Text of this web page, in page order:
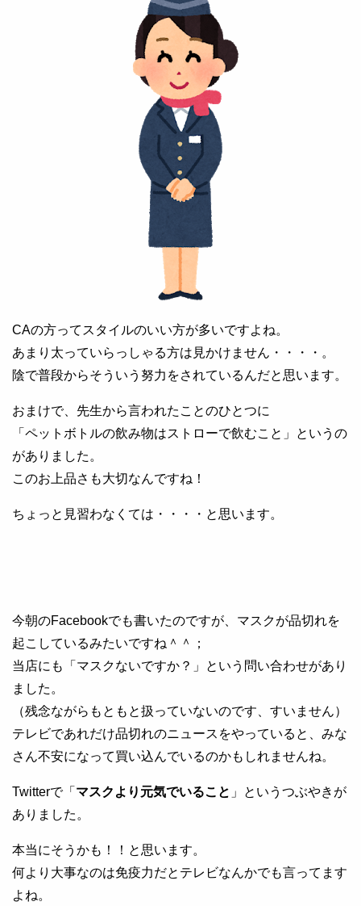
CAの方ってスタイルのいい方が多いですよね。
あまり太っていらっしゃる方は見かけません・・・・。
陰で普段からそういう努力をされているんだと思います。
おまけで、先生から言われたことのひとつに
「ペットボトルの飲み物はストローで飲むこと」というの
がありました。
このお上品さも大切なんですね！
ちょっと見習わなくては・・・・と思います。
今朝のFacebookでも書いたのですが、マスクが品切れを
起こしているみたいですね＾＾；
当店にも「マスクないですか？」という問い合わせがあり
ました。
（残念ながらもともと扱っていないのです、すいません）
テレビであれだけ品切れのニュースをやっていると、みな
さん不安になって買い込んでいるのかもしれませんね。
Twitterで「 マスクより元気でいること 」というつぶやきが
ありました。
本当にそうかも！！と思います。
何より大事なのは免疫力だとテレビなんかでも言ってます
よね。